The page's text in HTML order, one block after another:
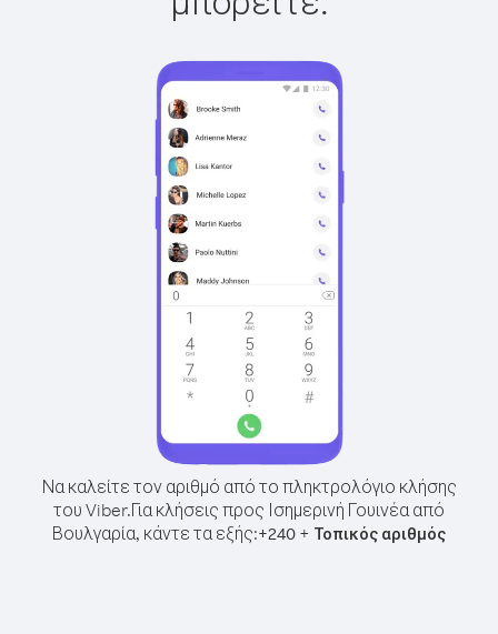
Να καλείτε τον αριθμό από το πληκτρολόγιο κλήσης
του Viber.Για κλήσεις προς Ισημερινή Γουινέα από
Βουλγαρία, κάντε τα εξής:+240 + Τοπικός αριθμός